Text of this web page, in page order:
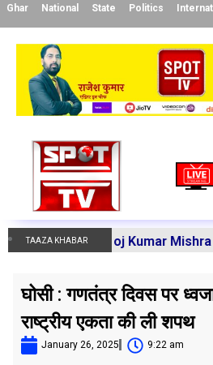
Ghar National State Politics
TAAZA KHABAR
Manoj Kumar Mishra
घोसी : गणतंत्र दिवस पर
राष्ट्रीय एकता की ली शपथ
January 26, 2025 9:22 am